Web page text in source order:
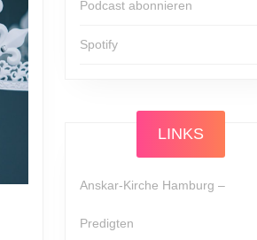
Podcast abonnieren
Spotify
LINKS
Anskar-Kirche Hamburg –
Predigten